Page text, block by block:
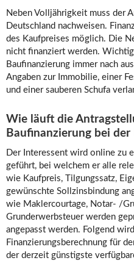
Neben Volljährigkeit muss der
Deutschland nachweisen.
des Kaufpreises möglich. Die
nicht finanziert werden.
Baufinanzierung immer nach
Angaben zur Immobilie, einer
und einer sauberen Schufa
Wie läuft die
Baufinanzierung bei
Der Interessent wird online zu
geführt, bei welchem er alle
wie Kaufpreis, Tilgungssatz,
gewünschte Sollzinsbindung
wie Maklercourtage, Notar- /
Grunderwerbsteuer werden
angepasst werden. Folgend
Finanzierungsberechnung für
der derzeit günstigste